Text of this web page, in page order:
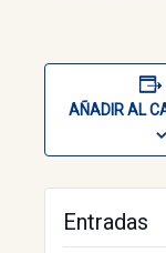
AÑADIR AL
Entradas